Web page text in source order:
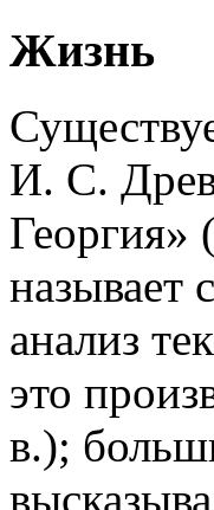
Жизнь
И. С.
называет
анализ
это
в.);